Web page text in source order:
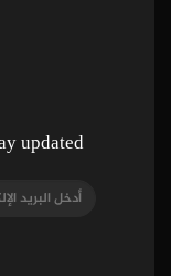
updated.